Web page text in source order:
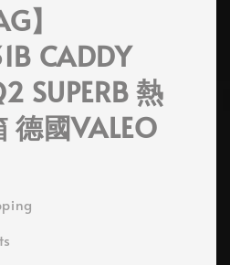
】
CADDY
SUPERB 熱
德國VALEO